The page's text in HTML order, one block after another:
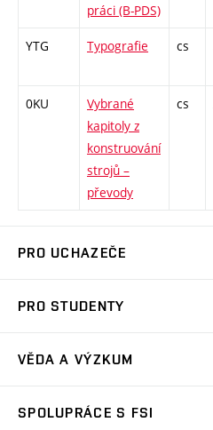
práci (B-PDS)
YTG Typografie cs
0KU
Vybrané
kapitoly z
konstruování
strojů –
převody
cs
PRO UCHAZEČE
Ambasadoři studia
Zápisy
PRO STUDENTY
Studijní předpisy
VĚDA A VÝZKUM
SPOLUPRÁCE S FSI